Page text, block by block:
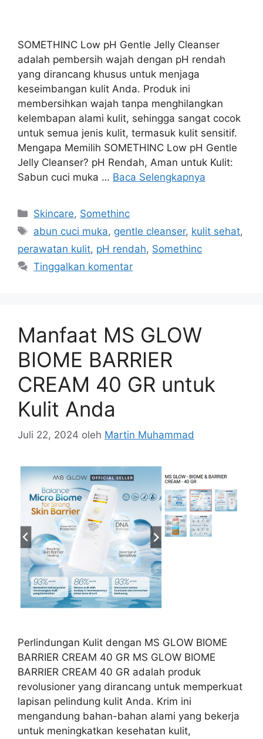
SOMETHINC Low pH Gentle Jelly Cleanser
adalah pembersih wajah dengan pH rendah
yang dirancang khusus untuk menjaga
keseimbangan kulit Anda. Produk ini
membersihkan wajah tanpa menghilangkan
kelembapan alami kulit, sehingga sangat cocok
untuk semua jenis kulit, termasuk kulit sensitif.
Mengapa Memilih SOMETHINC Low pH Gentle
Jelly Cleanser? pH Rendah, Aman untuk Kulit:
Sabun cuci muka … Baca Selengkapnya
Kategori
Skincare, Somethinc
Tag
abun cuci muka, gentle cleanser, kulit sehat,
perawatan kulit, pH rendah, Somethinc
Tinggalkan komentar
Manfaat MS GLOW
BIOME BARRIER
CREAM 40 GR untuk
Kulit Anda
Juli 22, 2024 oleh Martin Muhammad
Perlindungan Kulit dengan MS GLOW BIOME
BARRIER CREAM 40 GR MS GLOW BIOME
BARRIER CREAM 40 GR adalah produk
revolusioner yang dirancang untuk memperkuat
lapisan pelindung kulit Anda. Krim ini
mengandung bahan-bahan alami yang bekerja
untuk meningkatkan kesehatan kulit,